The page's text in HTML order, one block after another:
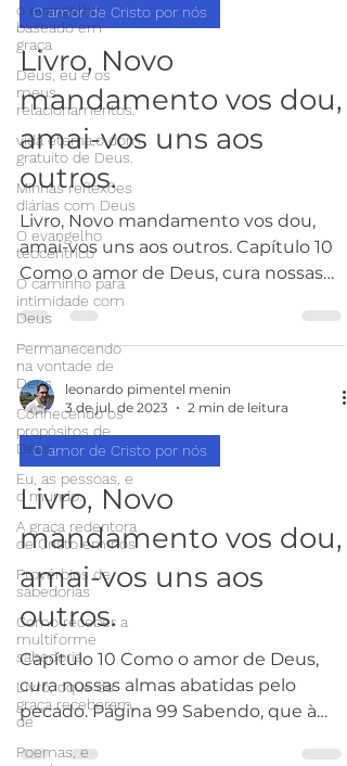
o evangelho
baseado em
graça
Deus, eu e os
meus
relacionamentos.
vida eterna,o dom
gratuito de Deus.
Minhas reflexões
diárias com Deus
O evangelho
teocêntrico
O caminho para
intimidade com
Deus
Permanecendo
na vontade de
Deus
Conhecendo os
propósitos de
Deus
Eu, as pessoas, e
o mundo.
A graça redentora
de Cristo em nós
Provérbios de
sabedorias
Como receber a
multiforme
sabedoria
Livro, oque de
graça receberam,
de
Poemas, e
O amor de Cristo por nós
Livro, Novo
mandamento vos dou,
amai-vos uns aos
outros.
Livro, Novo mandamento vos dou,
amai-vos uns aos outros. Capítulo 10
Como o amor de Deus, cura nossas
almas abatidas pelo pecado. Página...
leonardo pimentel menin
3 de jul. de 2023
2 min de leitura
O amor de Cristo por nós
Livro, Novo
mandamento vos dou,
amai-vos uns aos
outros.
Capítulo 10 Como o amor de Deus,
cura nossas almas abatidas pelo
pecado. Página 99 Sabendo, que à